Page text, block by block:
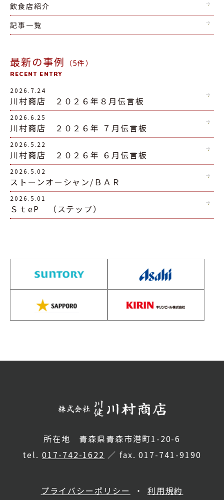
飲食店紹介
記事一覧
最新の事例 （5件）
RECENT ENTRY
2026.7.24
川村商店 ２０２６年８月伝言板
2026.6.25
川村商店 ２０２６年 ７月伝言板
2026.5.22
川村商店 ２０２６年 ６月伝言板
2026.5.02
ストーンオーシャン/ＢＡＲ
2026.5.01
ＳｔeP （ステップ）
所在地 青森県青森市港町1-20-6
tel.017-742-1622 ／ fax. 017-741-9190
プライバシーポリシー 利用規約